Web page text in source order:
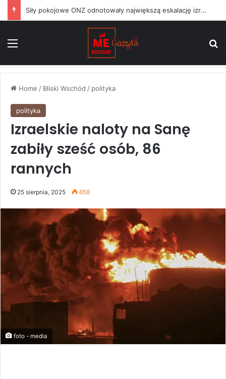
Siły pokojowe ONZ odnotowały największą eskalację izraelskich działań w Libanie od czasu zawieszenia broni w czerwcu
Home / Bliski Wschód / polityka
polityka
Izraelskie naloty na Sanę
zabiły sześć osób, 86
rannych
25 sierpnia, 2025 658
foto - media